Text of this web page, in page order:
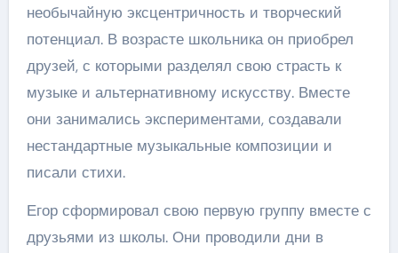
необычайную эксцентричность и творческий
потенциал. В возрасте школьника он приобрел
друзей, с которыми разделял свою страсть к
музыке и альтернативному искусству. Вместе
они занимались экспериментами, создавали
нестандартные музыкальные композиции и
писали стихи.
Егор сформировал свою первую группу вместе с
друзьями из школы. Они проводили дни в